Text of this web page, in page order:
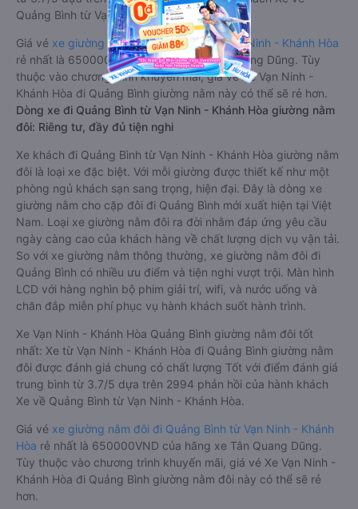
Quảng Bình từ Vạn Ninh - Khánh Hòa.
Giá vé xe giường nằm đi Quảng Bình từ Vạn Ninh - Khánh Hòa
rẻ nhất là 650000VND của hãng xe Tân Quang Dũng. Tùy
thuộc vào chương trình khuyến mãi, giá vé Xe Vạn Ninh -
Khánh Hòa đi Quảng Bình giường nằm này có thể sẽ rẻ hơn.
Dòng xe đi Quảng Bình từ Vạn Ninh - Khánh Hòa giường nằm
đôi: Riêng tư, đầy đủ tiện nghi
Xe khách đi Quảng Bình từ Vạn Ninh - Khánh Hòa giường nằm
đôi là loại xe đặc biệt. Với mỗi giường được thiết kế như một
phòng ngủ khách sạn sang trọng, hiện đại. Đây là dòng xe
giường nằm cho cặp đôi đi Quảng Bình mới xuất hiện tại Việt
Nam. Loại xe giường nằm đôi ra đời nhằm đáp ứng yêu cầu
ngày càng cao của khách hàng về chất lượng dịch vụ vận tải.
So với xe giường nằm thông thường, xe giường nằm đôi đi
Quảng Bình có nhiều ưu điểm và tiện nghi vượt trội. Màn hình
LCD với hàng nghìn bộ phim giải trí, wifi, và nước uống và
chăn đắp miễn phí phục vụ hành khách suốt hành trình.
Xe Vạn Ninh - Khánh Hòa Quảng Bình giường nằm đôi tốt
nhất: Xe từ Vạn Ninh - Khánh Hòa đi Quảng Bình giường nằm
đôi được đánh giá chung có chất lượng Tốt với điểm đánh giá
trung bình từ 3.7/5 dựa trên 2994 phản hồi của hành khách
Xe về Quảng Bình từ Vạn Ninh - Khánh Hòa.
Giá vé xe giường nằm đôi đi Quảng Bình từ Vạn Ninh - Khánh
Hòa rẻ nhất là 650000VND của hãng xe Tân Quang Dũng.
Tùy thuộc vào chương trình khuyến mãi, giá vé Xe Vạn Ninh -
Khánh Hòa đi Quảng Bình giường nằm đôi này có thể sẽ rẻ
hơn.